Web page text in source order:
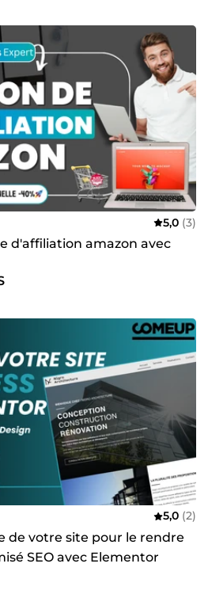
5,0 (3)
d'affiliation amazon avec
5,0 (2)
de votre site pour le rendre
SEO avec Elementor